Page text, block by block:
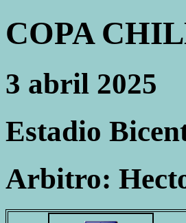
COPA
3 abril 2025
Estadio
Arbitro: